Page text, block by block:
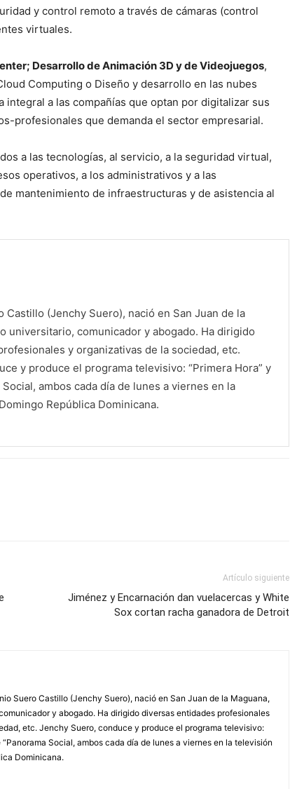
y control remoto a través de cámaras (control
virtuales.
Desarrollo de Animación 3D y de Videojuegos,
Computing o Diseño y desarrollo en las nubes
integral a las compañías que optan por digitalizar sus
profesionales que demanda el sector empresarial.
a las tecnologías, al servicio, a la seguridad virtual,
operativos, a los administrativos y a las
mantenimiento de infraestructuras y de asistencia al
Castillo (Jenchy Suero), nació en San Juan de la
universitario, comunicador y abogado. Ha dirigido
y organizativas de la sociedad, etc.
y produce el programa televisivo: “Primera Hora” y
ambos cada día de lunes a viernes en la
República Dominicana.
Artículo siguiente
Jiménez y Encarnación dan vuelacercas y White
Sox cortan racha ganadora de Detroit
Suero Castillo (Jenchy Suero), nació en San Juan de la Maguana,
y abogado. Ha dirigido diversas entidades profesionales
etc. Jenchy Suero, conduce y produce el programa televisivo:
Social, ambos cada día de lunes a viernes en la televisión
Dominicana.